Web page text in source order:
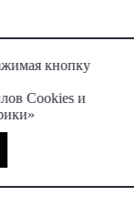
кнопку
Cookies и